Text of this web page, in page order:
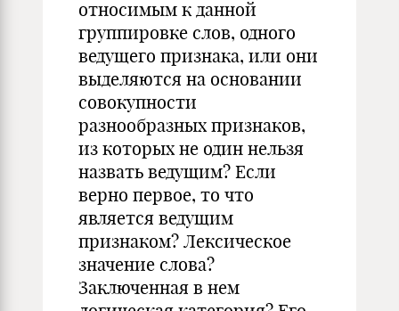
относимым к данной
группировке слов, одного
ведущего признака, или они
выделяются на основании
совокупности
разнообразных признаков,
из которых не один нельзя
назвать ведущим? Если
верно первое, то что
является ведущим
признаком? Лексическое
значение слова?
Заключенная в нем